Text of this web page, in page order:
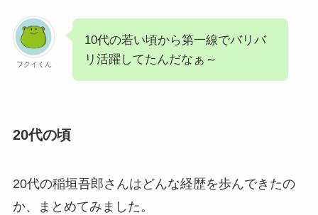
フクイくん
10代の若い頃から第一線でバリバ
リ活躍してたんだなぁ～
20代の頃
20代の稲垣吾郎さんはどんな経歴を歩んできたの
か、まとめてみました。